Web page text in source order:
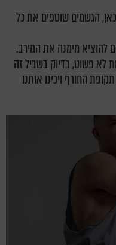
הגשמים שוטפים את כל
להוציא מימנה את המירב.
לא פשוט, בדיוק בשביל זה
החורף ויכינו אותנו